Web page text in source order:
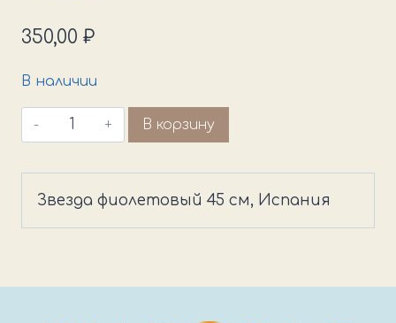
350,00 ₽
В наличии
Количество
товара
фиолетовый
В корзину
Звезда фиолетовый 45 см, Испания